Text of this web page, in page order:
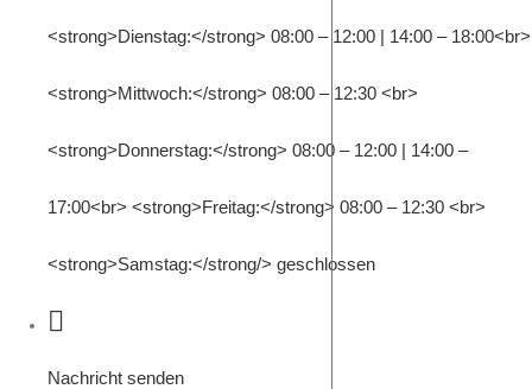
<strong>Dienstag:</strong> 08:00 – 12:00 | 14:00 – 18:00<br>
<strong>Mittwoch:</strong> 08:00 – 12:30 <br>
<strong>Donnerstag:</strong> 08:00 – 12:00 | 14:00 –
17:00<br> <strong>Freitag:</strong> 08:00 – 12:30 <br>
<strong>Samstag:</strong/> geschlossen
Nachricht senden